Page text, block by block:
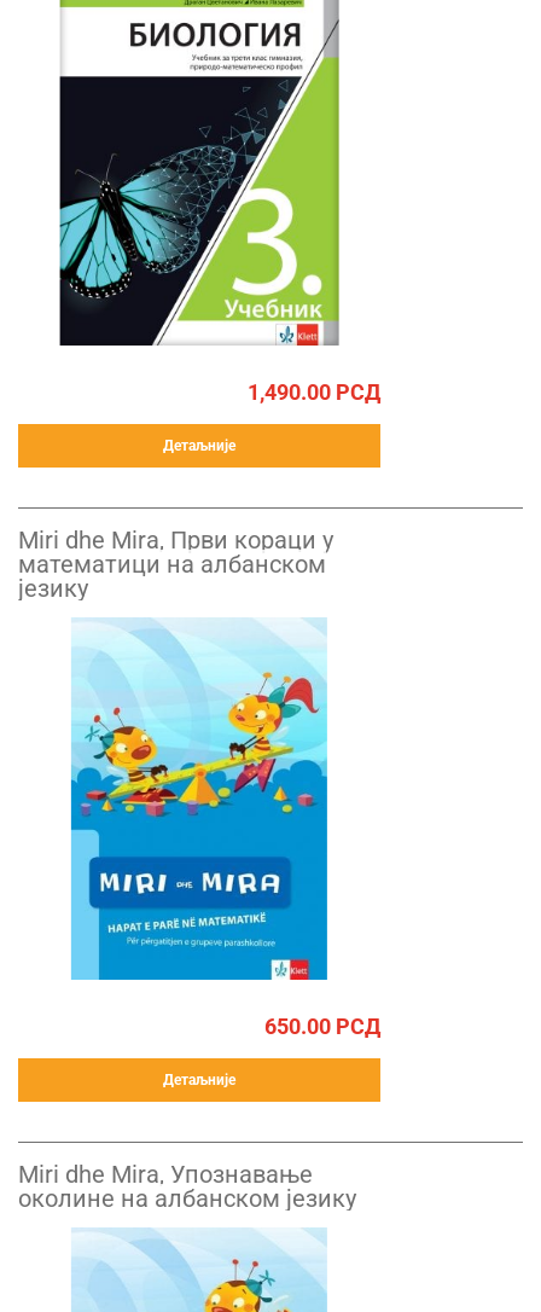
1,490.00 РСД
Детаљније
Miri dhe Mira, Први кораци у
математици на албанском
језику
650.00 РСД
Детаљније
Miri dhe Mira, Упознавање
околине на албанском језику